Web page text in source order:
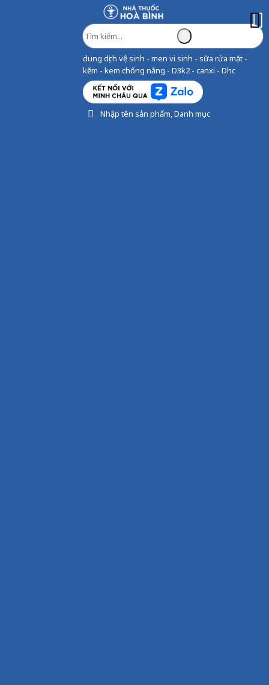
dung dịch vệ sinh - men vi sinh - sữa rửa mặt -
kẽm - kem chống nắng - D3k2 - canxi - Dhc
Nhập tên sản phẩm, Danh mục